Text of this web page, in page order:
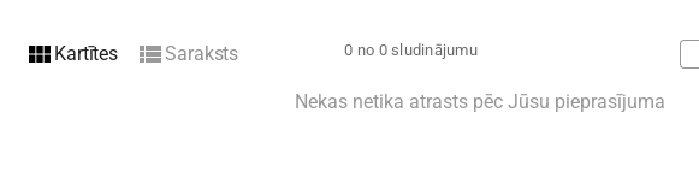
Ēkas tips
view_module Kartītes view_listSaraksts 0 no 0 sludinājumu
Nekas netika atrasts pēc Jūsu pieprasījuma